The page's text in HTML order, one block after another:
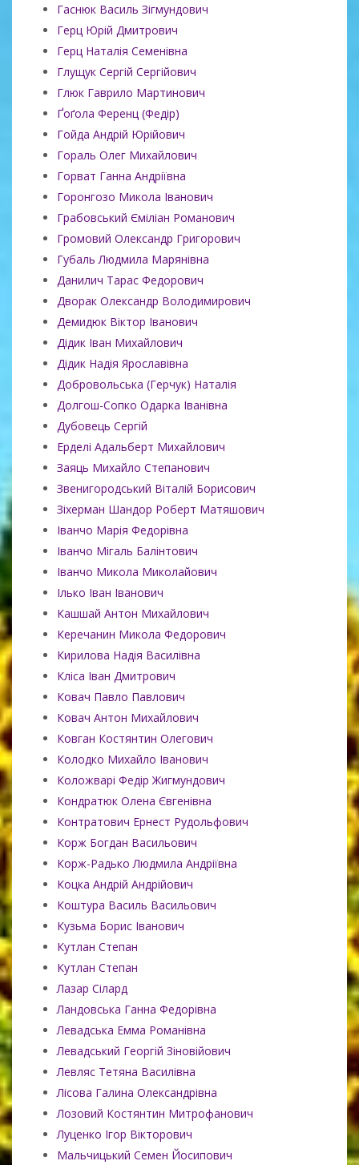
Гаснюк Василь Зігмундович
Герц Юрій Дмитрович
Герц Наталія Семенівна
Глущук Сергій Сергійович
Глюк Гаврило Мартинович
Ґоґола Ференц (Федір)
Гойда Андрій Юрійович
Гораль Олег Михайлович
Горват Ганна Андріївна
Горонгозо Микола Іванович
Грабовський Єміліан Романович
Громовий Олександр Григорович
Губаль Людмила Марянівна
Данилич Тарас Федорович
Дворак Олександр Володимирович
Демидюк Віктор Іванович
Дідик Іван Михайлович
Дідик Надія Ярославівна
Добровольська (Герчук) Наталія
Долгош-Сопко Одарка Іванівна
Дубовець Сергій
Ерделі Адальберт Михайлович
Заяць Михайло Степанович
Звенигородський Віталій Борисович
Зіхерман Шандор Роберт Матяшович
Іванчо Марія Федорівна
Іванчо Мігаль Балінтович
Іванчо Микола Миколайович
Ілько Іван Іванович
Кашшай Антон Михайлович
Керечанин Микола Федорович
Кирилова Надія Василівна
Кліса Іван Дмитрович
Ковач Павло Павлович
Ковач Антон Михайлович
Ковган Костянтин Олегович
Колодко Михайло Іванович
Коложварі Федір Жигмундович
Кондратюк Олена Євгенівна
Контратович Ернест Рудольфович
Корж Богдан Васильович
Корж-Радько Людмила Андріївна
Коцка Андрій Андрійович
Коштура Василь Васильович
Кузьма Борис Іванович
Кутлан Степан
Кутлан Степан
Лазар Сілард
Ландовська Ганна Федорівна
Левадська Емма Романівна
Левадський Георгій Зіновійович
Левляс Тетяна Василівна
Лісова Галина Олександрівна
Лозовий Костянтин Митрофанович
Луценко Ігор Вікторович
Мальчицький Семен Йосипович